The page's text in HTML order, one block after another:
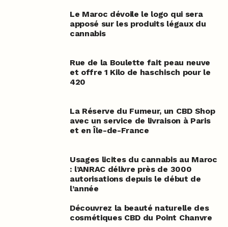
Le Maroc dévoile le logo qui sera
apposé sur les produits légaux du
cannabis
Rue de la Boulette fait peau neuve
et offre 1 Kilo de haschisch pour le
420
La Réserve du Fumeur, un CBD Shop
avec un service de livraison à Paris
et en Île-de-France
Usages licites du cannabis au Maroc
: l’ANRAC délivre près de 3000
autorisations depuis le début de
l’année
Découvrez la beauté naturelle des
cosmétiques CBD du Point Chanvre